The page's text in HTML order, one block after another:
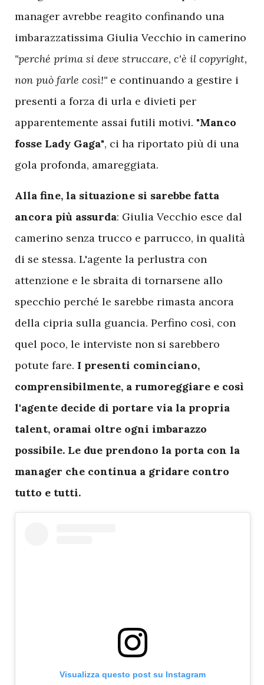
manager avrebbe reagito confinando una
imbarazzatissima Giulia Vecchio in camerino
"perché prima si deve struccare, c'è il copyright,
non può farle così!" e continuando a gestire i
presenti a forza di urla e divieti per
apparentemente assai futili motivi. "Manco
fosse Lady Gaga", ci ha riportato più di una
gola profonda, amareggiata.
Alla fine, la situazione si sarebbe fatta
ancora più assurda: Giulia Vecchio esce dal
camerino senza trucco e parrucco, in qualità
di se stessa. L'agente la perlustra con
attenzione e le sbraita di tornarsene allo
specchio perché le sarebbe rimasta ancora
della cipria sulla guancia. Perfino così, con
quel poco, le interviste non si sarebbero
potute fare. I presenti cominciano,
comprensibilmente, a rumoreggiare e così
l'agente decide di portare via la propria
talent, oramai oltre ogni imbarazzo
possibile. Le due prendono la porta con la
manager che continua a gridare contro
tutto e tutti.
Visualizza questo post su Instagram